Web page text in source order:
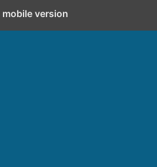
mobile version